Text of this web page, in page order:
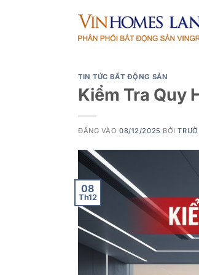
TIN TỨC BẤT ĐỘNG SẢN
Kiểm Tra Quy
ĐĂNG VÀO08/12/2025 BỞI
08
Th12